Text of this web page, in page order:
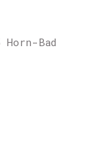
Horn-Bad